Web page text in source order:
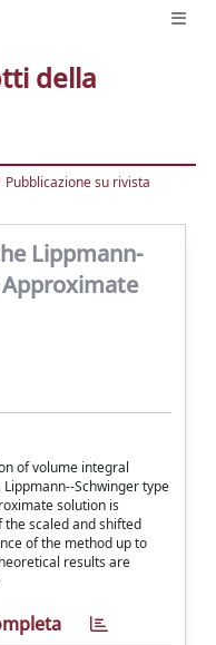
della
Pubblicazione su rivista
Lippmann-
of volume integral
Schwinger type
solution is
scaled and shifted
of the method up to
results are